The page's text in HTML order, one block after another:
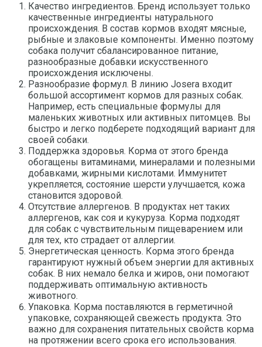
Качество ингредиентов. Бренд использует только
качественные ингредиенты натурального
происхождения. В состав кормов входят мясные,
рыбные и злаковые компоненты. Именно поэтому
собака получит сбалансированное питание,
разнообразные добавки искусственного
происхождения исключены.
Разнообразие формул. В линию Josera входит
большой ассортимент кормов для разных собак.
Например, есть специальные формулы для
маленьких животных или активных питомцев. Вы
быстро и легко подберете подходящий вариант для
своей собаки.
Поддержка здоровья. Корма от этого бренда
обогащены витаминами, минералами и полезными
добавками, жирными кислотами. Иммунитет
укрепляется, состояние шерсти улучшается, кожа
становится здоровой.
Отсутствие аллергенов. В продуктах нет таких
аллергенов, как соя и кукуруза. Корма подходят
для собак с чувствительным пищеварением или
для тех, кто страдает от аллергии.
Энергетическая ценность. Корма этого бренда
гарантируют нужный объем энергии для активных
собак. В них немало белка и жиров, они помогают
поддерживать оптимальную активность
животного.
Упаковка. Корма поставляются в герметичной
упаковке, сохраняющей свежесть продукта. Это
важно для сохранения питательных свойств корма
на протяжении всего срока его использования.